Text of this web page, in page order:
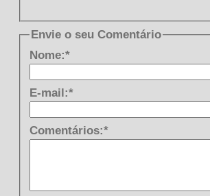
Envie o seu Comentário
Nome:*
E-mail:*
Comentários:*